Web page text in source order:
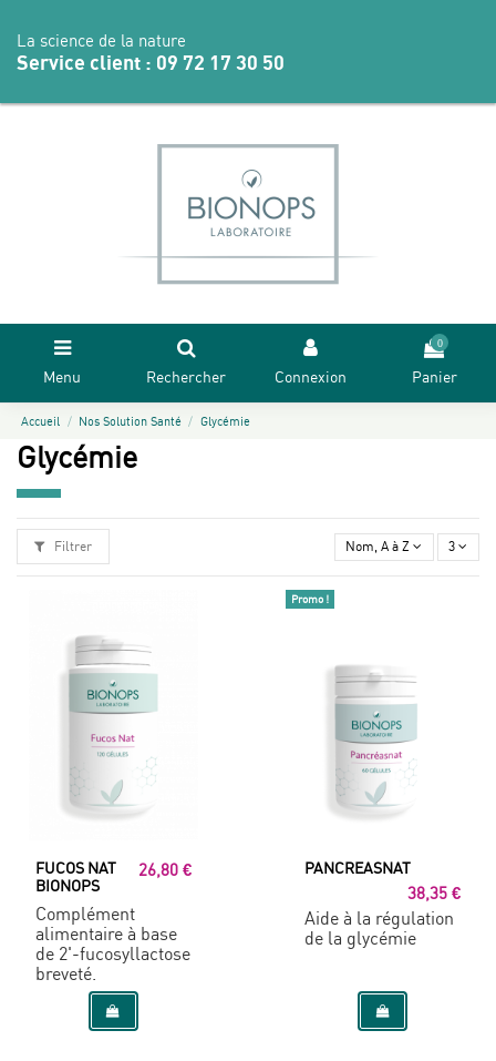
La science de la nature
Service client : 09 72 17 30 50
Menu Rechercher Connexion
0
Panier
Accueil Nos Solution Santé Glycémie
Glycémie
Filtrer Nom, A à Z 3
FUCOS NAT
BIONOPS
26,80 €
Complément
alimentaire à base
de 2'-fucosyllactose
breveté.
Promo !
PANCREASNAT
38,35 €
Aide à la régulation
de la glycémie